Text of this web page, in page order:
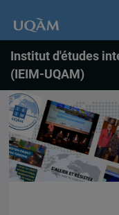
Institut d'études
(IEIM-UQAM)